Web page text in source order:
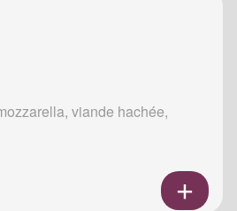
viande hachée,